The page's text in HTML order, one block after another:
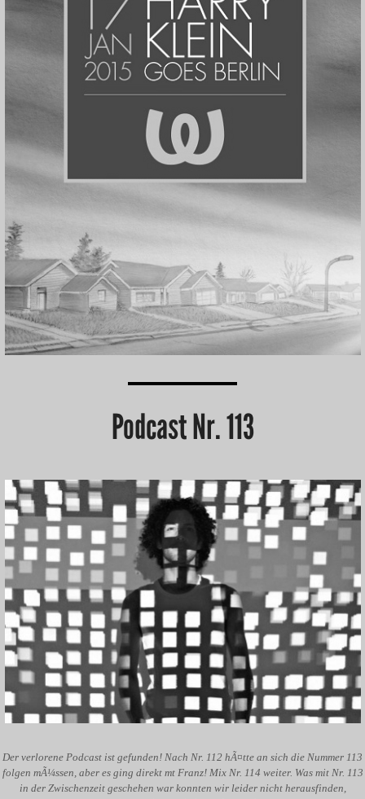
Podcast Nr. 113
Der verlorene Podcast ist gefunden! Nach Nr. 112 hÃ¤tte an sich die Nummer 113
folgen mÃ¼ssen, aber es ging direkt mt Franz! Mix Nr. 114 weiter. Was mit Nr. 113
in der Zwischenzeit geschehen war konnten wir leider nicht herausfinden,